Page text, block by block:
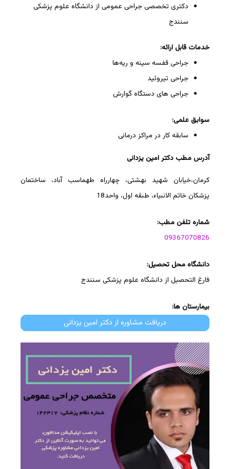
دکتری تخصصی جراحی عمومی از دانشگاه علوم پزشکی
سنندج
خدمات قابل ارائه:
جراحی قفسه سینه و ریه‌ها
جراحی تیروئید
جراحی های دستگاه گوارش
سوابق علمی:
سابقه کار در مراکز درمانی
آدرس مطب دکتر امین یزدانی
کرمان،خیابان شهید بهشتی، چهارراه طهماسب آباد، ساختمان
پزشکان خاتم الانبیاء، طبقه اول، واحد18
شماره تلفن مطب:
09367070826
دانشگاه محل تحصیل:
فارغ التحصیل از دانشگاه علوم پزشکی سنندج
بیمارستان ها:
دریافت مشاوره از دکتر امین یزدانی